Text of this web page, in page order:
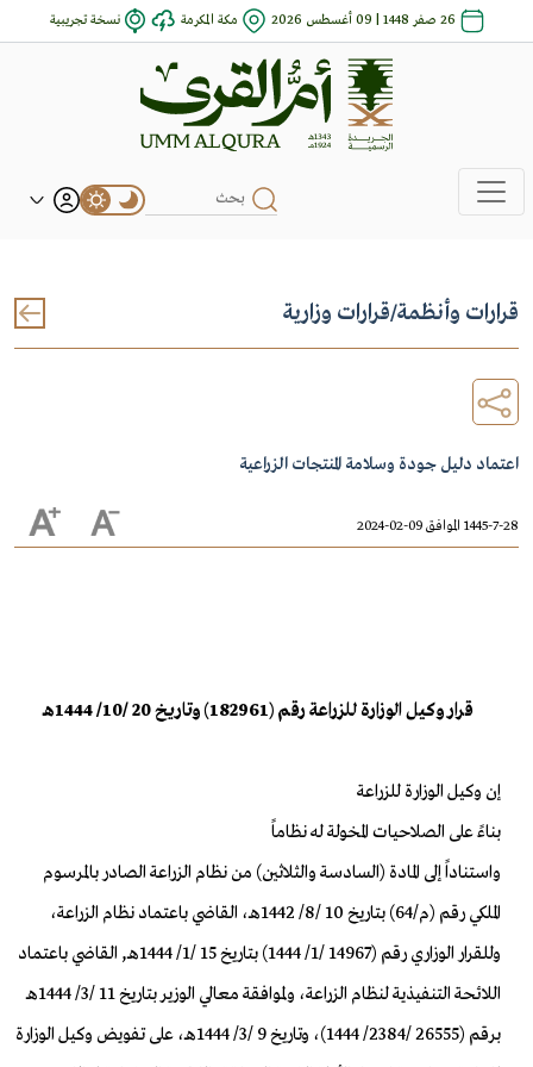
26 صفر 1448 | 09 أغسطس 2026 مكة المكرمة نسخة تجريبية
قرارات وأنظمة/قرارات وزارية
اعتماد دليل جودة وسلامة المنتجات الزراعية
1445-7-28 الموافق 09-02-2024
قرار وكيل الوزارة للزراعة رقم (182961) وتاريخ 20 /10/ 1444هـ
إن وكيل الوزارة للزراعة
بناءً على الصلاحيات المخولة له نظاماً
واستناداً إلى المادة (السادسة والثلاثين) من نظام الزراعة الصادر بالمرسوم
الملكي رقم (م/64) بتاريخ 10 /8/ 1442هـ، القاضي باعتماد نظام الزراعة،
وللقرار الوزاري رقم (14967 /1/ 1444) بتاريخ 15 /1/ 1444هـ, القاضي باعتماد
اللائحة التنفيذية لنظام الزراعة، ولموافقة معالي الوزير بتاريخ 11 /3/ 1444هـ
برقم (26555 /2384/ 1444)، وتاريخ 9 /3/ 1444هـ، على تفويض وكيل الوزارة